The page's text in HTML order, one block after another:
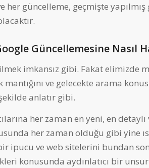
her güncelleme, geçmişte
Güncellemesine Nasıl
imkansız gibi. Fakat elimizde
mantığını ve gelecekte arama
anlatır gibi.
her zaman en yeni, en
her zaman olduğu gibi yine
ipucu ve web sitelerini bundan
konusunda aydınlatıcı bir